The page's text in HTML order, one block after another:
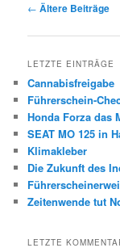
Beitrags-
← Ältere Beiträge
LETZTE EINTRÄGE
Cannabisfreigabe
Führerschein-
Honda Forza das
SEAT MO 125 in
Klimakleber
Die Zukunft des
Zeitenwende tut
LETZTE